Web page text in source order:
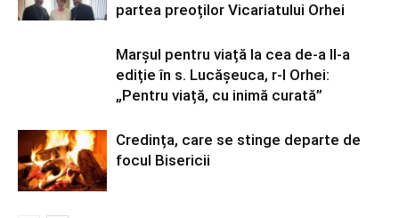
partea preoților Vicariatului Orhei
Marșul pentru viață la cea de-a II-a
ediție în s. Lucășeuca, r-l Orhei:
„Pentru viață, cu inimă curată”
Credința, care se stinge departe de
focul Bisericii